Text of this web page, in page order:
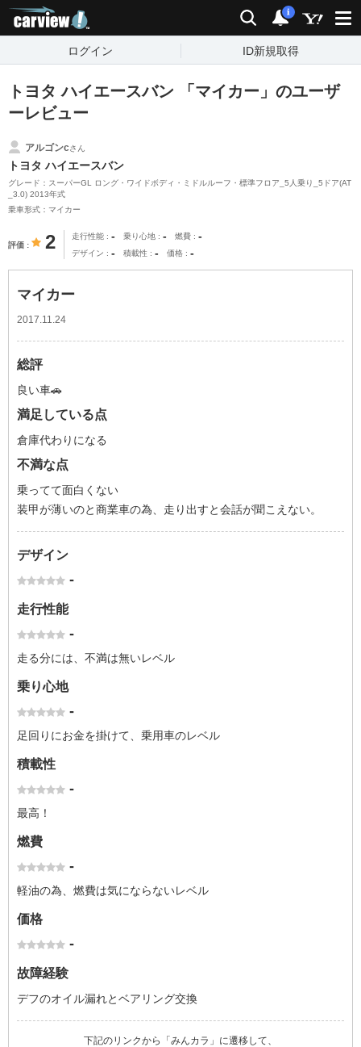
検索 通知
i
ログイン ID新規取得
トヨタ ハイエースバン 「マイカー」のユーザ
ーレビュー
アルゴンcさん
トヨタ ハイエースバン
グレード：スーパーGL ロング・ワイドボディ・ミドルルーフ・標準フロア_5人乗り_5ドア(AT
_3.0) 2013年式
乗車形式：マイカー
評価 2 走行性能 - 乗り心地 - 燃費 -
デザイン - 積載性 - 価格 -
マイカー
2017.11.24
総評
良い車🚗
満足している点
倉庫代わりになる
不満な点
乗ってて面白くない
装甲が薄いのと商業車の為、走り出すと会話が聞こえない。
デザイン
-
走行性能
-
走る分には、不満は無いレベル
乗り心地
-
足回りにお金を掛けて、乗用車のレベル
積載性
-
最高！
燃費
-
軽油の為、燃費は気にならないレベル
価格
-
故障経験
デフのオイル漏れとベアリング交換
下記のリンクから「みんカラ」に遷移して、